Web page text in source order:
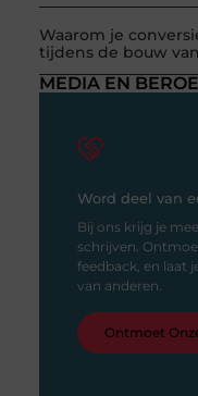
Waarom je
tijdens de bouw
MEDIA EN
Word deel van
Bij ons krijg je
schrijven.
feedback, en laat
van anderen.
Ontmoet